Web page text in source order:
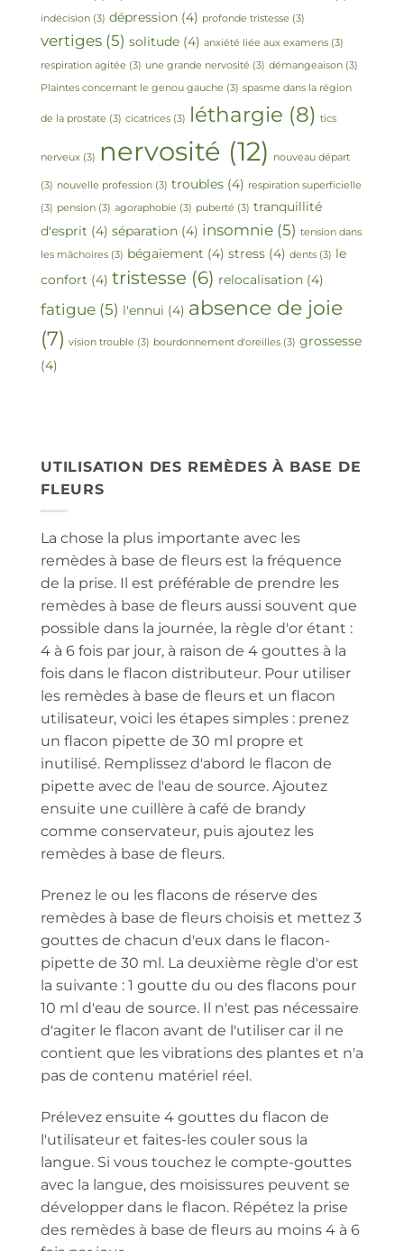
indécision (3) dépression (4) profonde tristesse (3)
vertiges (5) solitude (4) anxiété liée aux examens (3)
respiration agitée (3) une grande nervosité (3) démangeaison (3)
Plaintes concernant le genou gauche (3) spasme dans la région
de la prostate (3) cicatrices (3) léthargie (8) tics
nerveux (3) nervosité (12) nouveau départ
(3) nouvelle profession (3) troubles (4) respiration superficielle
(3) pension (3) agoraphobie (3) puberté (3) tranquillité
d'esprit (4) séparation (4) insomnie (5) tension dans
les mâchoires (3) bégaiement (4) stress (4) dents (3) le
confort (4) tristesse (6) relocalisation (4)
fatigue (5) l'ennui (4) absence de joie
(7) vision trouble (3) bourdonnement d'oreilles (3) grossesse
(4)
UTILISATION DES REMÈDES À BASE DE
FLEURS
La chose la plus importante avec les
remèdes à base de fleurs est la fréquence
de la prise. Il est préférable de prendre les
remèdes à base de fleurs aussi souvent que
possible dans la journée, la règle d'or étant :
4 à 6 fois par jour, à raison de 4 gouttes à la
fois dans le flacon distributeur. Pour utiliser
les remèdes à base de fleurs et un flacon
utilisateur, voici les étapes simples : prenez
un flacon pipette de 30 ml propre et
inutilisé. Remplissez d'abord le flacon de
pipette avec de l'eau de source. Ajoutez
ensuite une cuillère à café de brandy
comme conservateur, puis ajoutez les
remèdes à base de fleurs.
Prenez le ou les flacons de réserve des
remèdes à base de fleurs choisis et mettez 3
gouttes de chacun d'eux dans le flacon-
pipette de 30 ml. La deuxième règle d'or est
la suivante : 1 goutte du ou des flacons pour
10 ml d'eau de source. Il n'est pas nécessaire
d'agiter le flacon avant de l'utiliser car il ne
contient que les vibrations des plantes et n'a
pas de contenu matériel réel.
Prélevez ensuite 4 gouttes du flacon de
l'utilisateur et faites-les couler sous la
langue. Si vous touchez le compte-gouttes
avec la langue, des moisissures peuvent se
développer dans le flacon. Répétez la prise
des remèdes à base de fleurs au moins 4 à 6